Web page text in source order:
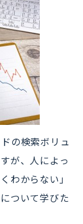
の検索ボリュ
が、人によっ
わからない」
ついて学びた